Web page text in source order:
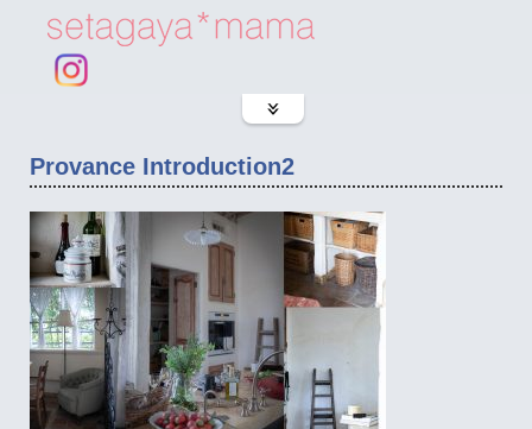
Provance Introduction2